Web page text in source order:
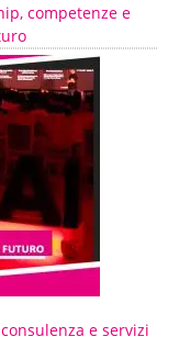
competenze e
e servizi